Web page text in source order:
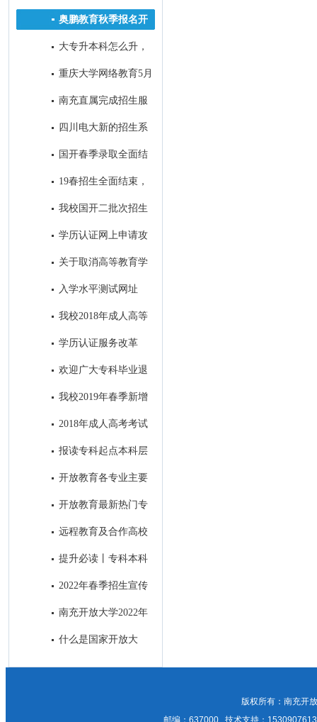
专？
奥鹏教育秋季报名开
大专升本科怎么升，
大专生怎样考本科？
重庆大学网络教育5月
7号开始报名！
南充直属完成招生服
务中心建设
四川电大新的招生系
统即将投入使用
国开春季录取全面结
束，录取学生信息进入教务系统
19春招生全面结束，
开始备战19秋招生工作
我校国开二批次招生
进入录取阶段
学历认证网上申请攻
关于取消高等教育学
历认证收费以及调整认证受理范
入学水平测试网址
我校2018年成人高等
教育录取工作圆满结束
学历认证服务改革
后，如何进行学籍/学历的查询
欢迎广大专科毕业退
役军人免试进入我校参加成人本
我校2019年春季新增
合作高校——中国地质大学
2018年成人高考考试
报读专科起点本科层
次的学生前置学历的真实性审核
开放教育各专业主要
开放教育最新热门专
远程教育及合作高校
提升必读丨专科本科
之间究竟有何差别？
2022年春季招生宣传
招生简章与H5制作及南充主流
生广告发布比选邀请
南充开放大学2022年
成人教育正在报名中，欢迎咨
什么是国家开放大
版权所有：南充开
邮编：637000 技术支持：